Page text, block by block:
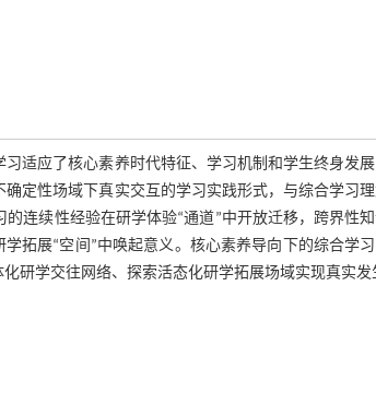
适应了核心素养时代特征、学习机制和学生终身发
定性场域下真实交互的学习实践形式，与综合学习
连续性经验在研学体验“通道”中开放迁移，跨界性
拓展“空间”中唤起意义。核心素养导向下的综合学
研学交往网络、探索活态化研学拓展场域实现真实发